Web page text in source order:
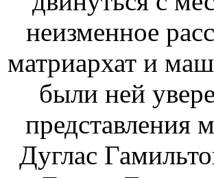
неизменное
матриархати
были ней
представления
Дуглас